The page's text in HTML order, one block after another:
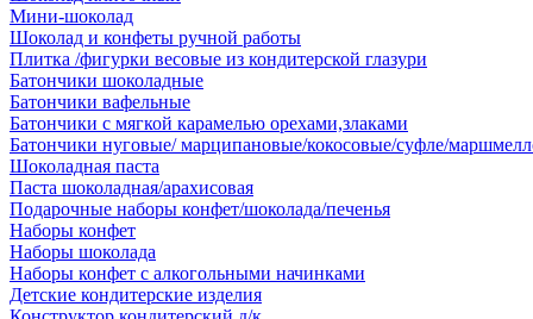
Мини-шоколад
Шоколад и конфеты ручной работы
Плитка /фигурки весовые из кондитерской глазури
Батончики шоколадные
Батончики вафельные
Батончики с мягкой карамелью орехами,злаками
Батончики нуговые/ марципановые/кокосовые/суфле/
Шоколадная паста
Паста шоколадная/арахисовая
Подарочные наборы конфет/шоколада/печенья
Наборы конфет
Наборы шоколада
Наборы конфет с алкогольными начинками
Детские кондитерские изделия